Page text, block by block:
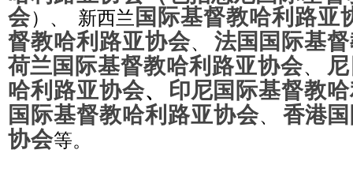
会）、 新西兰 国际基督教哈利路亚
督教哈利路亚协会、 法国 国际基
荷兰国际基督教哈利路亚协会、
哈利路亚协会、 印尼国际基督教
国际基督教哈利路亚协会、 香港
协会等。